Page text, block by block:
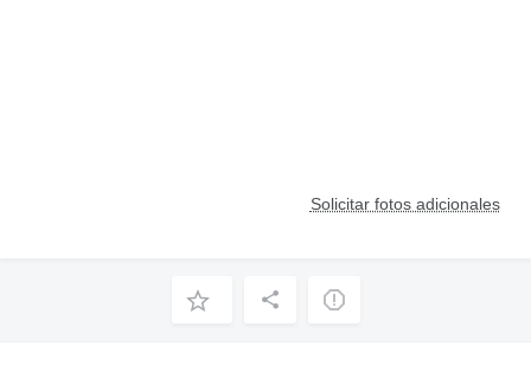
Solicitar fotos adicionales